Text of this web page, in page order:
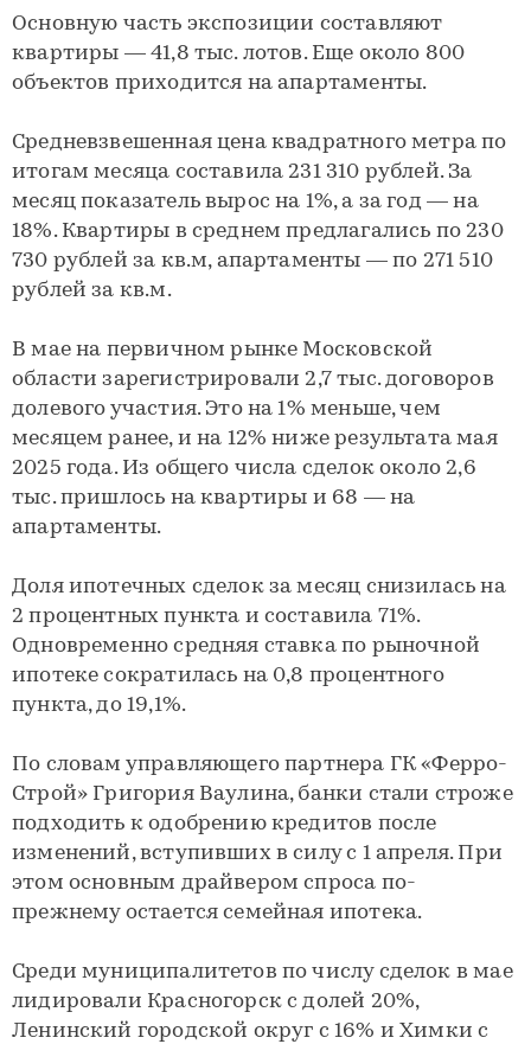
Основную часть экспозиции составляют
квартиры — 41,8 тыс. лотов. Еще около 800
объектов приходится на апартаменты.
Средневзвешенная цена квадратного метра по
итогам месяца составила 231 310 рублей. За
месяц показатель вырос на 1%, а за год — на
18%. Квартиры в среднем предлагались по 230
730 рублей за кв.м, апартаменты — по 271 510
рублей за кв.м.
В мае на первичном рынке Московской
области зарегистрировали 2,7 тыс. договоров
долевого участия. Это на 1% меньше, чем
месяцем ранее, и на 12% ниже результата мая
2025 года. Из общего числа сделок около 2,6
тыс. пришлось на квартиры и 68 — на
апартаменты.
Доля ипотечных сделок за месяц снизилась на
2 процентных пункта и составила 71%.
Одновременно средняя ставка по рыночной
ипотеке сократилась на 0,8 процентного
пункта, до 19,1%.
По словам управляющего партнера ГК «Ферро-
Строй» Григория Ваулина, банки стали строже
подходить к одобрению кредитов после
изменений, вступивших в силу с 1 апреля. При
этом основным драйвером спроса по-
прежнему остается семейная ипотека.
Среди муниципалитетов по числу сделок в мае
лидировали Красногорск с долей 20%,
Ленинский городской округ с 16% и Химки с